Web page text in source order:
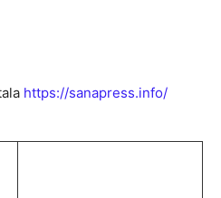
https://sanapress.info/